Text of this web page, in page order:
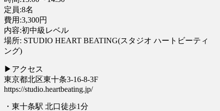
定員:8名
費用:3,300円
内容:初中級レベル
場所: STUDIO HEART BEATING(スタジオ ハートビーティ
ング)
▶︎アクセス
東京都北区東十条3-16-8-3F
https://studio.heartbeating.jp/
・東十条駅 北口徒歩1分